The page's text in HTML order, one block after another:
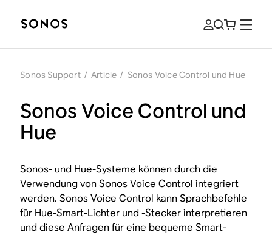
Sonos Support / Article / Sonos Voice Control und Hue
Sonos Voice Control und
Hue
Sonos- und Hue-Systeme können durch die
Verwendung von Sonos Voice Control integriert
werden. Sonos Voice Control kann Sprachbefehle
für Hue-Smart-Lichter und -Stecker interpretieren
und diese Anfragen für eine bequeme Smart-